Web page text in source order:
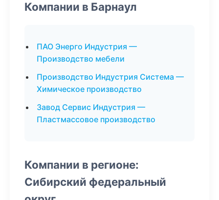
Компании в Барнаул
ПАО Энерго Индустрия —
Производство мебели
Производство Индустрия Система —
Химическое производство
Завод Сервис Индустрия —
Пластмассовое производство
Компании в регионе:
Сибирский федеральный